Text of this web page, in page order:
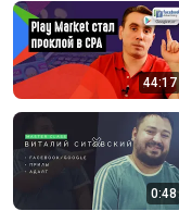
44:17
0:48